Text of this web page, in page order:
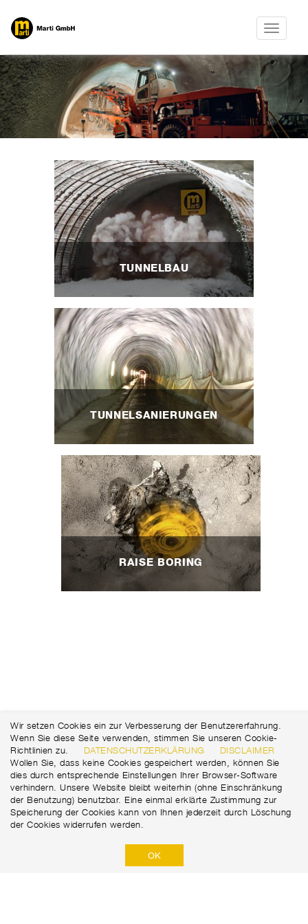
Toggle
TUNNELBAU
TUNNELSANIERUNGEN
RAISE BORING
Wir setzen Cookies ein zur Verbesserung der Benutzererfahrung.
Wenn Sie diese Seite verwenden, stimmen Sie unseren Cookie-
Richtlinien zu.
DATENSCHUTZERKLÄRUNG
DISCLAIMER
Wollen Sie, dass keine Cookies gespeichert werden, können Sie
dies durch entsprechende Einstellungen Ihrer Browser-Software
verhindern. Unsere Website bleibt weiterhin (ohne Einschränkung
der Benutzung) benutzbar. Eine einmal erklärte Zustimmung zur
Speicherung der Cookies kann von Ihnen jederzeit durch Löschung
der Cookies widerrufen werden.
OK